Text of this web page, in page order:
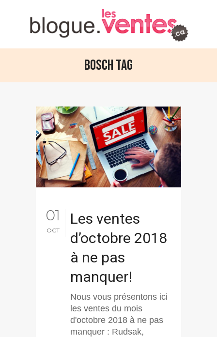
Bosch Tag
01
OCT
Les ventes
d’octobre 2018
à ne pas
manquer!
Nous vous présentons ici
les ventes du mois
d'octobre 2018 à ne pas
manquer : Rudsak,